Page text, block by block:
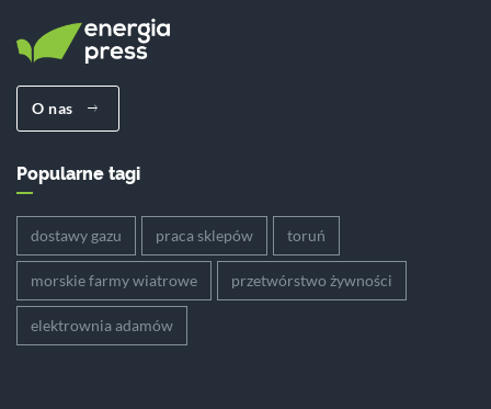
O nas
Popularne tagi
dostawy gazu praca sklepów toruń
morskie farmy wiatrowe przetwórstwo żywności
elektrownia adamów